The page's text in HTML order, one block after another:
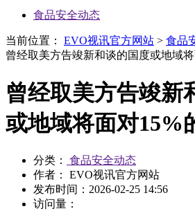
食品安全动态
当前位置： EVO视讯官方网站 > 食品
曾经取美方告竣新和谈的国度或地域
曾经取美方告竣新
或地域将面对15%
分类：
食品安全动态
作者： EVO视讯官方网站
发布时间： 2026-02-25 14:56
访问量：